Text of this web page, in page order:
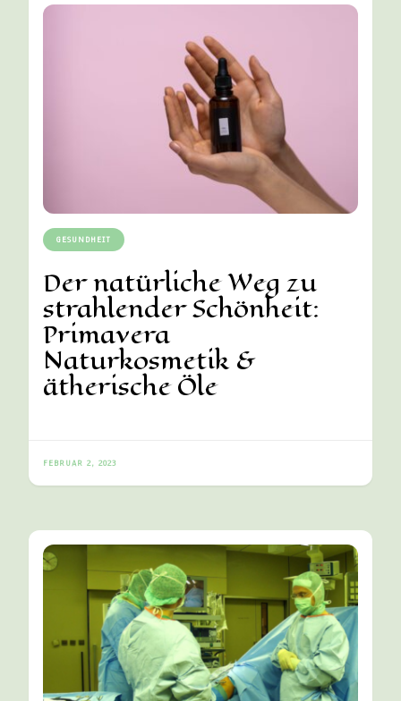
GESUNDHEIT
Der natürliche Weg zu
strahlender Schönheit:
Primavera
Naturkosmetik &
ätherische Öle
FEBRUAR 2, 2023